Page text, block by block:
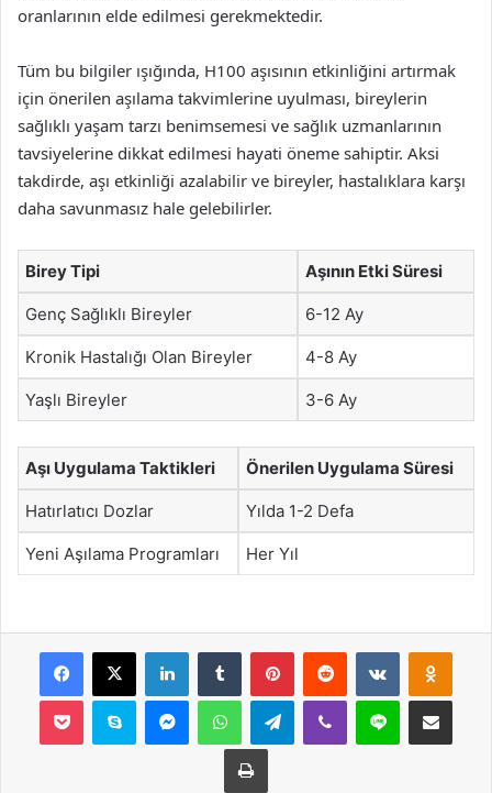
oranlarının elde edilmesi gerekmektedir.
Tüm bu bilgiler ışığında, H100 aşısının etkinliğini artırmak
için önerilen aşılama takvimlerine uyulması, bireylerin
sağlıklı yaşam tarzı benimsemesi ve sağlık uzmanlarının
tavsiyelerine dikkat edilmesi hayati öneme sahiptir. Aksi
takdirde, aşı etkinliği azalabilir ve bireyler, hastalıklara karşı
daha savunmasız hale gelebilirler.
Birey Tipi Aşının Etki Süresi
Genç Sağlıklı Bireyler 6-12 Ay
Kronik Hastalığı Olan Bireyler 4-8 Ay
Yaşlı Bireyler 3-6 Ay
Aşı Uygulama Taktikleri Önerilen Uygulama Süresi
Hatırlatıcı Dozlar Yılda 1-2 Defa
Yeni Aşılama Programları Her Yıl
Facebook
X LinkedInTumblr PinterestReddit VKontakte
Pocket Skype MessengerWhatsAppTelegramViber Line E-Posta ile
Yazdır